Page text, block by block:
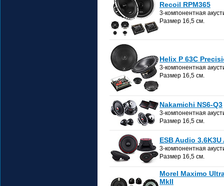
Recoil RPM365
3-компонентная
Размер 16,5 см.
Helix P 63C
3-компонентная
Размер 16,5 см.
Nakamichi NS6-Q3
3-компонентная
Размер 16,5 см.
ESB Audio 3.6K3U
3-компонентная
Размер 16,5 см.
Morel Maximo
MkII